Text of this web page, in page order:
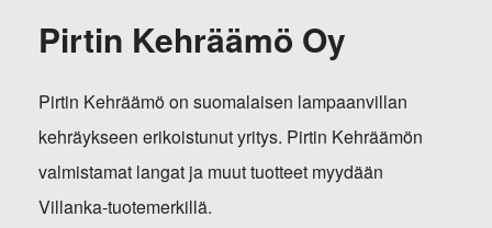
Pirtin Kehräämö Oy
Pirtin Kehräämö on suomalaisen lampaanvillan
kehräykseen erikoistunut yritys. Pirtin Kehräämön
valmistamat langat ja muut tuotteet myydään
Villanka-tuotemerkillä.